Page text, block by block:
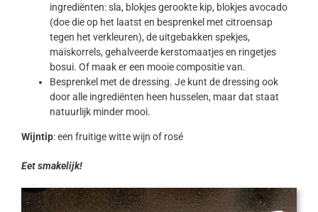
ingrediënten: sla, blokjes gerookte kip, blokjes avocado
(doe die op het laatst en besprenkel met citroensap
tegen het verkleuren), de uitgebakken spekjes,
maïskorrels, gehalveerde kerstomaatjes en ringetjes
bosui. Of maak er een mooie compositie van.
Besprenkel met de dressing. Je kunt de dressing ook
door alle ingrediënten heen husselen, maar dat staat
natuurlijk minder mooi.
Wijntip: een fruitige witte wijn of rosé
Eet smakelijk!